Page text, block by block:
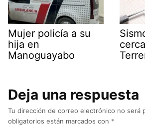
Mujer policía a su
hija en
Manoguayabo
Deja una respuesta
Tu dirección de correo electrónico no será
obligatorios están marcados con *